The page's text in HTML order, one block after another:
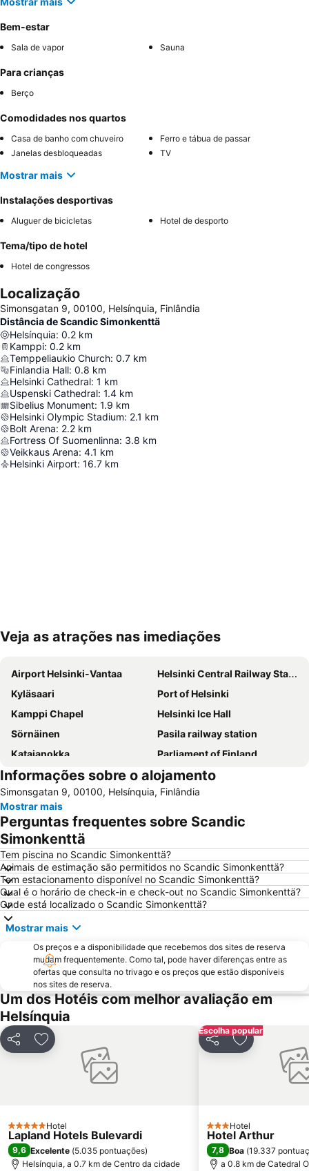
Bem-estar
Sala de vapor Sauna
Para crianças
Berço
Comodidades nos quartos
Casa de banho com chuveiro
Ferro e tábua de passar
Janelas desbloqueadas
TV
Mostrar mais
Instalações desportivas
Aluguer de bicicletas Hotel de desporto
Tema/tipo de hotel
Hotel de congressos
Localização
Simonsgatan 9, 00100, Helsínquia, Finlândia
Distância de Scandic Simonkenttä
Helsínquia: 0.2 km
Kamppi: 0.2 km
Temppeliaukio Church: 0.7 km
Finlandia Hall: 0.8 km
Helsinki Cathedral: 1 km
Uspenski Cathedral: 1.4 km
Sibelius Monument: 1.9 km
Helsinki Olympic Stadium: 2.1 km
Bolt Arena: 2.2 km
Fortress Of Suomenlinna: 3.8 km
Veikkaus Arena: 4.1 km
Helsinki Airport: 16.7 km
Ampliar mapa
Veja as atrações nas imediações
Airport Helsinki-Vantaa
Helsinki Central Railway Station
Kyläsaari
Port of Helsinki
Kamppi Chapel
Helsinki Ice Hall
Sörnäinen
Pasila railway station
Katajanokka
Parliament of Finland
Jätkäsaari
Otaniemi
Tikkurilan matkakeskus
Informações sobre o alojamento
Simonsgatan 9, 00100, Helsínquia, Finlândia
Mostrar mais
Perguntas frequentes sobre Scandic
Simonkenttä
Tem piscina no Scandic Simonkenttä?
Animais de estimação são permitidos no Scandic Simonkenttä?
Tem estacionamento disponível no Scandic Simonkenttä?
Qual é o horário de check-in e check-out no Scandic Simonkenttä?
Onde está localizado o Scandic Simonkenttä?
Mostrar mais
Os preços e a disponibilidade que recebemos dos sites de reserva
mudam frequentemente. Como tal, pode haver diferenças entre as
ofertas que consulta no trivago e os preços que estão disponíveis
nos sites de reserva.
Um dos Hotéis com melhor avaliação em
Helsínquia
PartilharAdicionar aos favoritos
5 EstrelasHotel
Lapland Hotels Bulevardi
9,6 Excelente (5.035 pontuações)
Helsínquia, a 0.7 km de Centro da cidade
Escolha popular
PartilharAdicionar
3 Estrelas
Hotel
Hotel Arthur
7,8 Boa (19.337
a 0.8 km de Catedral